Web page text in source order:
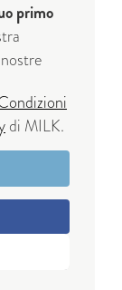
primo
di MILK.